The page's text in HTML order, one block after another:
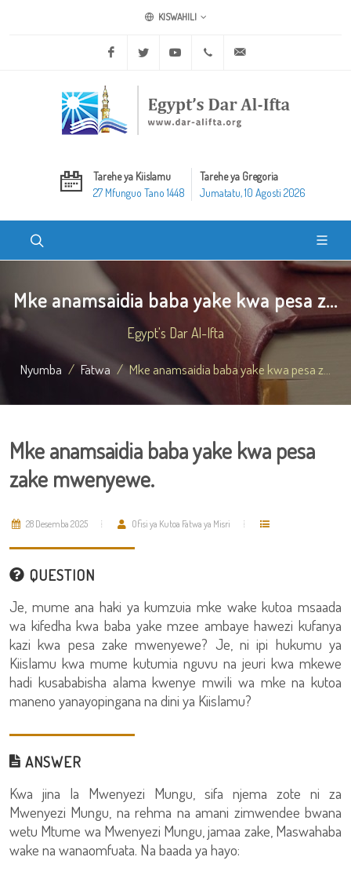
KISWAHILI
Facebook Twitter Youtube +20 2 25970400
Tarehe ya Kiislamu
27 Mfunguo Tano 1448
Tarehe ya Gregoria
Jumatatu, 10 Agosti 2026
Mke anamsaidia baba yake kwa pesa z...
Egypt's Dar Al-Ifta
Nyumba Fatwa Mke anamsaidia baba yake kwa pesa z...
Mke anamsaidia baba yake kwa pesa
zake mwenyewe.
28 Desemba 2025 Ofisi ya Kutoa Fatwa ya Misri
QUESTION
Je, mume ana haki ya kumzuia mke wake kutoa msaada
wa kifedha kwa baba yake mzee ambaye hawezi kufanya
kazi kwa pesa zake mwenyewe? Je, ni ipi hukumu ya
Kiislamu kwa mume kutumia nguvu na jeuri kwa mkewe
hadi kusababisha alama kwenye mwili wa mke na kutoa
maneno yanayopingana na dini ya Kiislamu?
ANSWER
Kwa jina la Mwenyezi Mungu, sifa njema zote ni za
Mwenyezi Mungu, na rehma na amani zimwendee bwana
wetu Mtume wa Mwenyezi Mungu, jamaa zake, Maswahaba
wake na wanaomfuata. Na baada ya hayo: